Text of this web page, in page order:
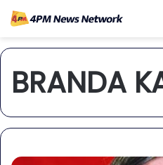
BRANDA